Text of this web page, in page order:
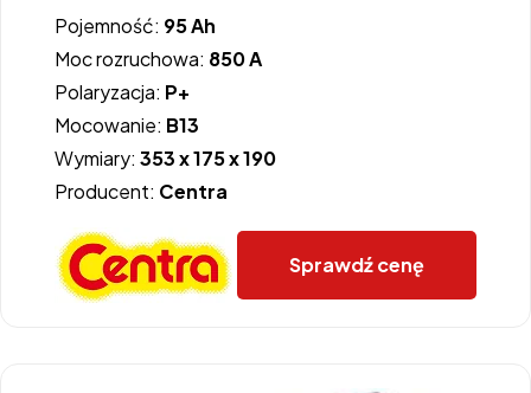
Pojemność: 95 Ah
Moc rozruchowa: 850 A
Polaryzacja: P+
Mocowanie: B13
Wymiary: 353 x 175 x 190
Producent: Centra
Sprawdź cenę